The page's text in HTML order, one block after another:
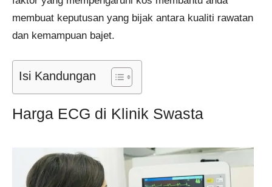
membuat keputusan yang bijak antara kualiti rawatan
dan kemampuan bajet.
Isi Kandungan
Harga ECG di Klinik Swasta